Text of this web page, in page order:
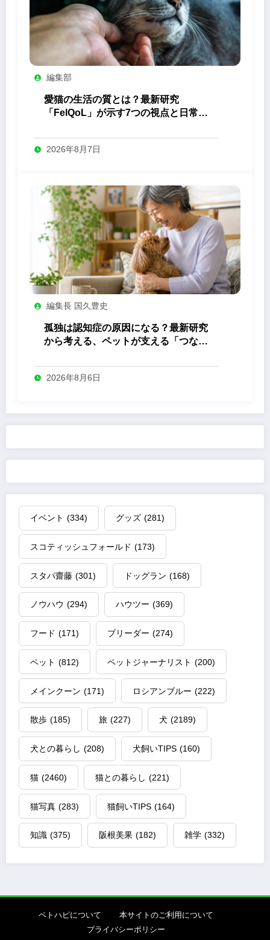
編集部
愛猫の生活の質とは？最新研究
「FelQoL」が示す7つの視点と日常の
2026年8月7日
編集長 国久豊史
孤独は認知症の原因になる？最新研究
から考える、ペットが支える「つなが
2026年8月6日
イベント (334) グッズ (281)
スコティッシュフォールド (173)
スタパ齋藤 (301) ドッグラン (168)
ノウハウ (294) ハウツー (369)
フード (171) ブリーダー (274)
ペット (812) ペットジャーナリスト (200)
メインクーン (171) ロシアンブルー (222)
散歩 (185) 旅 (227) 犬 (2189)
犬との暮らし (208) 犬飼いTIPS (160)
猫 (2460) 猫との暮らし (221)
猫写真 (283) 猫飼いTIPS (164)
知識 (375) 阪根美果 (182) 雑学 (332)
ペトハピについて
本サイトのご利用について
プライバシーポリシー